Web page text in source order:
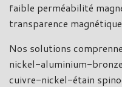
faible perméabilité
transparence
Nos solutions
nickel-aluminium-
cuivre-nickel-étain